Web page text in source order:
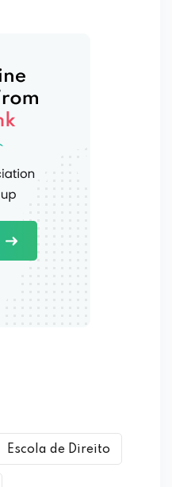
Escola de Direito